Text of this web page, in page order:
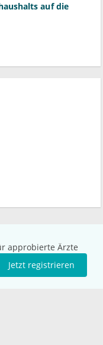
approbierte Ärzte
Jetzt registrieren
auf die
Fragen